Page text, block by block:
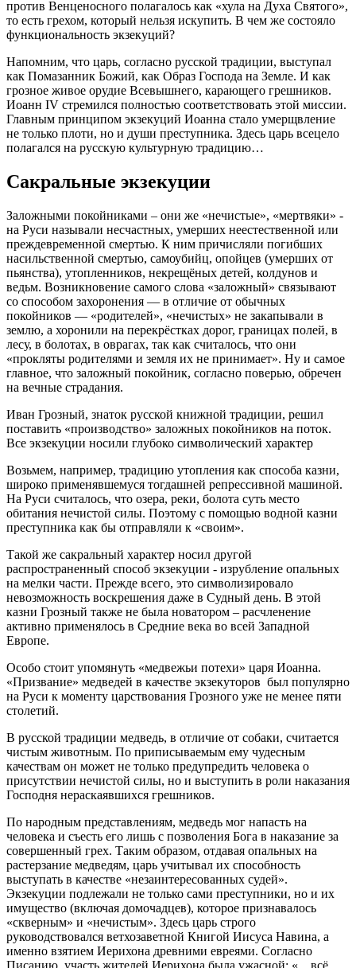
против Венценосного полагалось как «хула на Духа Святого»,
то есть грехом, который нельзя искупить. В чем же состояло
функциональность экзекуций?
Напомним, что царь, согласно русской традиции, выступал
как Помазанник Божий, как Образ Господа на Земле. И как
грозное живое орудие Всевышнего, карающего грешников.
Иоанн IV стремился полностью соответствовать этой миссии.
Главным принципом экзекуций Иоанна стало умерщвление
не только плоти, но и души преступника. Здесь царь всецело
полагался на русскую культурную традицию…
Сакральные экзекуции
Заложными покойниками – они же «нечистые», «мертвяки» -
на Руси называли несчастных, умерших неестественной или
преждевременной смертью. К ним причисляли погибших
насильственной смертью, самоубийц, опойцев (умерших от
пьянства), утопленников, некрещёных детей, колдунов и
ведьм. Возникновение самого слова «заложный» связывают
со способом захоронения — в отличие от обычных
покойников — «родителей», «нечистых» не закапывали в
землю, а хоронили на перекрёстках дорог, границах полей, в
лесу, в болотах, в оврагах, так как считалось, что они
«прокляты родителями и земля их не принимает». Ну и самое
главное, что заложный покойник, согласно поверью, обречен
на вечные страдания.
Иван Грозный, знаток русской книжной традиции, решил
поставить «производство» заложных покойников на поток.
Все экзекуции носили глубоко символический характер
Возьмем, например, традицию утопления как способа казни,
широко применявшемуся тогдашней репрессивной машиной.
На Руси считалось, что озера, реки, болота суть место
обитания нечистой силы. Поэтому с помощью водной казни
преступника как бы отправляли к «своим».
Такой же сакральный характер носил другой
распространенный способ экзекуции - изрубление опальных
на мелки части. Прежде всего, это символизировало
невозможность воскрешения даже в Судный день. В этой
казни Грозный также не была новатором – расчленение
активно применялось в Средние века во всей Западной
Европе.
Особо стоит упомянуть «медвежьи потехи» царя Иоанна.
«Призвание» медведей в качестве экзекуторов был популярно
на Руси к моменту царствования Грозного уже не менее пяти
столетий.
В русской традиции медведь, в отличие от собаки, считается
чистым животным. По приписываемым ему чудесным
качествам он может не только предупредить человека о
присутствии нечистой силы, но и выступить в роли наказания
Господня нераскаявшихся грешников.
По народным представлениям, медведь мог напасть на
человека и съесть его лишь с позволения Бога в наказание за
совершенный грех. Таким образом, отдавая опальных на
растерзание медведям, царь учитывал их способность
выступать в качестве «незаинтересованных судей».
Экзекуции подлежали не только сами преступники, но и их
имущество (включая домочадцев), которое признавалось
«скверным» и «нечистым». Здесь царь строго
руководствовался ветхозаветной Книгой Иисуса Навина, а
именно взятием Иерихона древними евреями. Согласно